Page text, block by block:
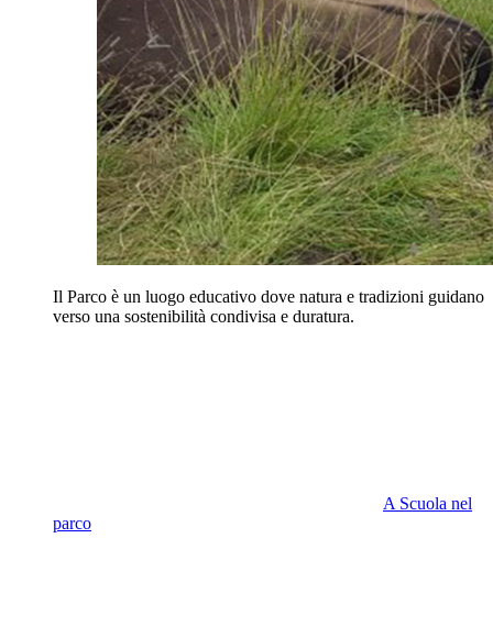
Il Parco è un luogo educativo dove natura e tradizioni guidano
verso una sostenibilità condivisa e duratura.
A Scuola nel
parco